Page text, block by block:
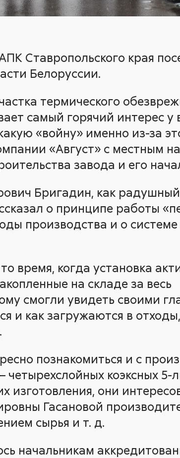
Ставропольского края
Белоруссии.
термического
самый горячий интерес у
«войну» именно из-за
«Август» с местным
завода и его
Бригадин, как радушный
о принципе работы
производства и о системе
время, когда установка
на складе за весь
смогли увидеть своими
и как загружаются в
познакомиться и с
коэксных 5-
изготовления, они
Гасановой
сырья и т. д.
начальникам